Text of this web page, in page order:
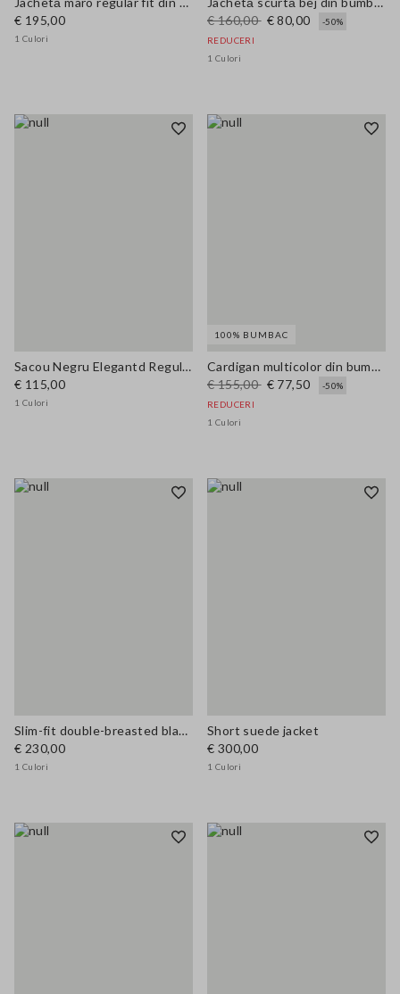
€ 195,00
1 Culori
€ 160,00 € 80,00
-50%
REDUCERI
1 Culori
Sacou Negru Elegantd Regular Fit cu Căptușeală
€ 115,00
1 Culori
100% BUMBAC
Cardigan multicolor din bumbac pur, croială regular fit cu curea împletită
€ 155,00 € 77,50
-50%
REDUCERI
1 Culori
Slim-fit double-breasted blazer
€ 230,00
1 Culori
Short suede jacket
€ 300,00
1 Culori